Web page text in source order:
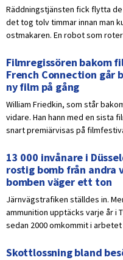
Räddningstjänsten fick flytta
det tog tolv timmar innan man
ostmakaren. En robot som
Filmregissören bakom
French Connection går
ny film på gång
William Friedkin, som står
vidare. Han hann med en sista
snart premiärvisas på
13 000 invånare i
rostig bomb från andra
bomben väger ett ton
Järnvägstrafiken ställdes in.
ammunition upptäcks varje år i
sedan 2000 omkommit i
Skottlossning bland